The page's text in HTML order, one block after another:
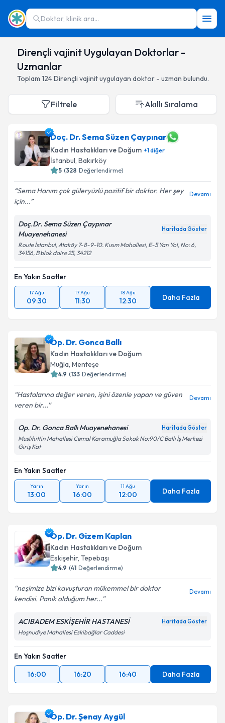
Doktor, klinik ara...
Dirençli vajinit Uygulayan Doktorlar -
Uzmanlar
Toplam 124Dirençli vajinituygulayan doktor - uzman bulundu.
Filtrele Akıllı Sıralama
Doç. Dr. Sema Süzen Çaypınar
Kadın Hastalıkları ve Doğum +1diğer
İstanbul, Bakırköy
5 (328 Değerlendirme)
Sema Hanım çok güleryüzlü pozitif bir doktor. Her şey
için...
Devamı
Doç.Dr. Sema Süzen Çaypınar
Muayenehanesi
Haritada Göster
Route İstanbul, Ataköy 7-8-9-10. Kısım Mahallesi, E-5 Yan Yol, No: 6,
34156, B blok daire 25, 34212
En Yakın Saatler
17 Ağu
09:30
17 Ağu
11:30
18 Ağu
12:30 Daha Fazla
Op. Dr. Gonca Ballı
Kadın Hastalıkları ve Doğum
Muğla, Menteşe
4.9 (133 Değerlendirme)
Hastalarına değer veren, işini özenle yapan ve güven
veren bir...
Devamı
Op. Dr. Gonca Ballı Muayenehanesi Haritada Göster
Muslihittin Mahallesi Cemal Karamuğla Sokak No:90/C Ballı İş Merkezi
Giriş Kat
En Yakın Saatler
Yarın
13:00
Yarın
16:00
11 Ağu
12:00 Daha Fazla
Op. Dr. Gizem Kaplan
Kadın Hastalıkları ve Doğum
Eskişehir, Tepebaşı
4.9 (41 Değerlendirme)
neşimize bizi kavuşturan mükemmel bir doktor
kendisi. Panik olduğum her...
Devamı
ACIBADEM ESKİŞEHİR HASTANESİ Haritada Göster
Hoşnudiye Mahallesi Eskibağlar Caddesi
En Yakın Saatler
16:00
16:20 16:40 Daha Fazla
Op. Dr. Şenay Aygül